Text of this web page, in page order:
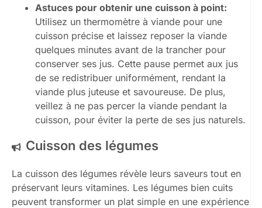
Astuces pour obtenir une cuisson à point:
Utilisez un thermomètre à viande pour une
cuisson précise et laissez reposer la viande
quelques minutes avant de la trancher pour
conserver ses jus. Cette pause permet aux jus
de se redistribuer uniformément, rendant la
viande plus juteuse et savoureuse. De plus,
veillez à ne pas percer la viande pendant la
cuisson, pour éviter la perte de ses jus naturels.
Cuisson des légumes
La cuisson des légumes révèle leurs saveurs tout en
préservant leurs vitamines. Les légumes bien cuits
peuvent transformer un plat simple en une expérience